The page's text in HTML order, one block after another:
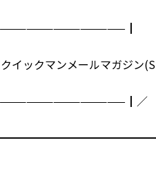
イックマンメールマガジン
／